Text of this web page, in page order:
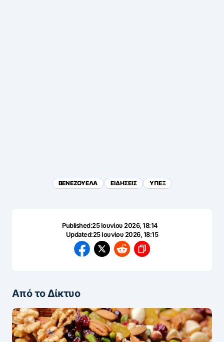
ΒΕΝΕΖΟΥΕΛΑ ΕΙΔΗΣΕΙΣ ΥΠΕΞ
Published:25 Ιουνίου 2026, 18:14
Updated:25 Ιουνίου 2026, 18:15
Από το Δίκτυο